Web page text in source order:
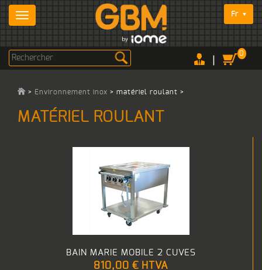
Fr
0
> Environnement inox > matériel roulant >
MATÉRIEL ROULANT
BAIN MARIE MOBILE 2 CUVES
810,00 € HTVA